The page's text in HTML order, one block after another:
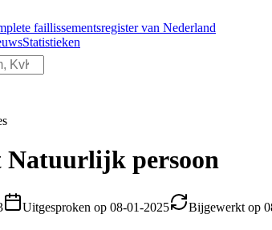
faillissementsregister van Nederland
Statistieken
Natuurlijk persoon
Uitgesproken op 08-01-2025 Bijgewerkt op